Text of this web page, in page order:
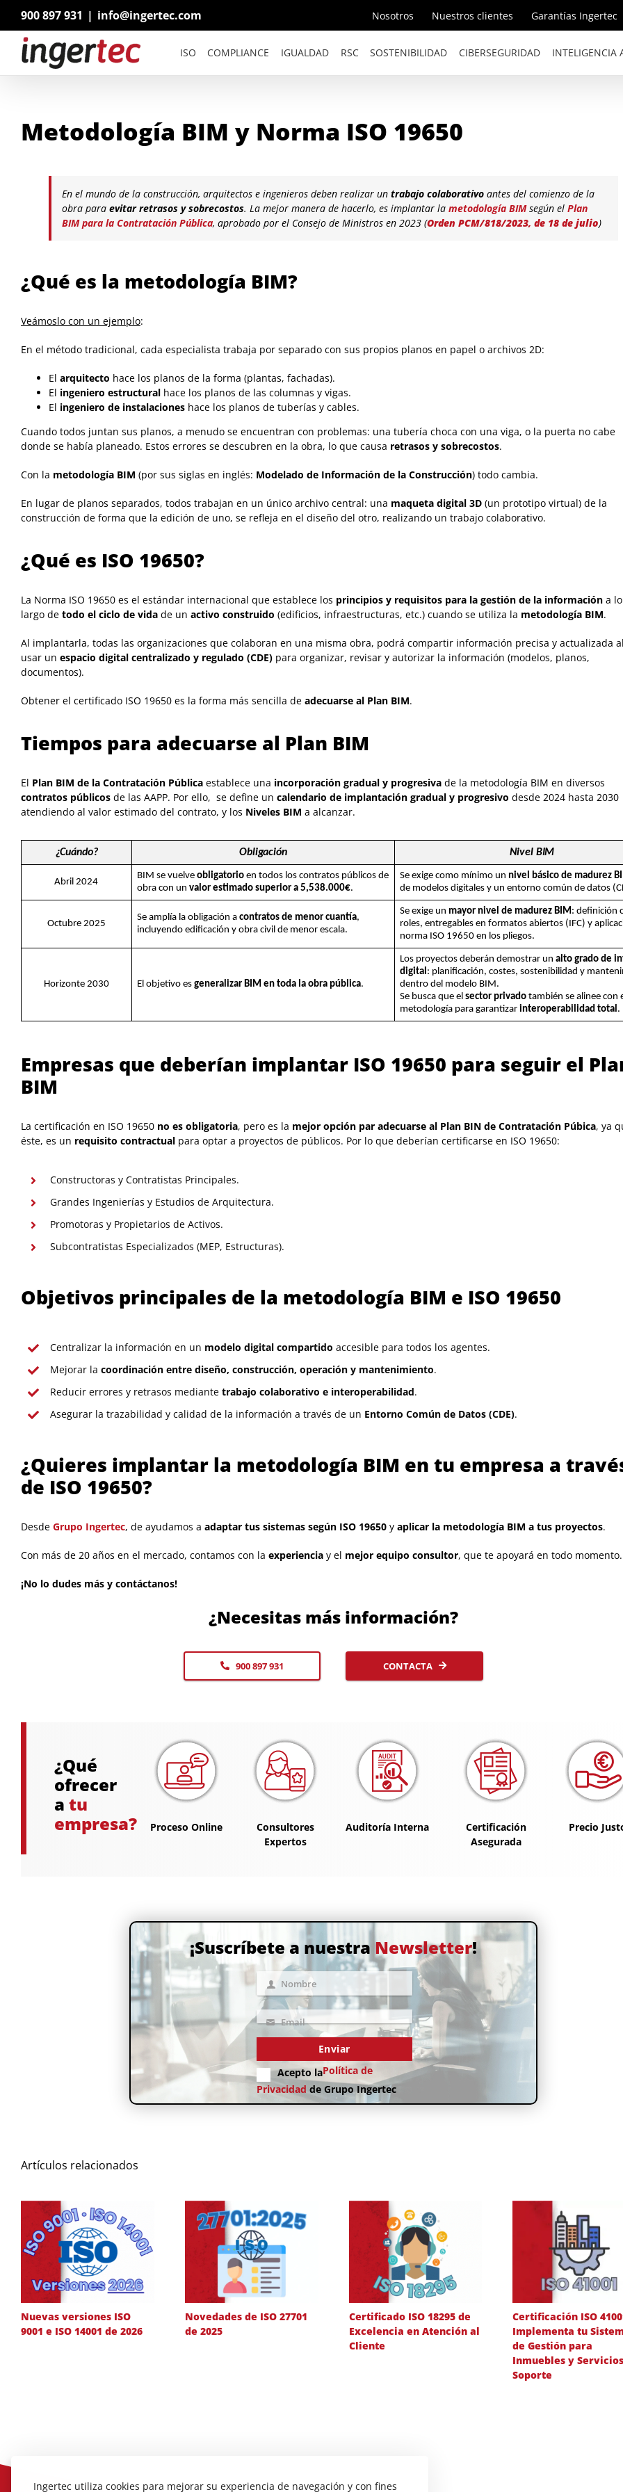
contenido
900 897 931 | info@ingertec.com Nosotros Nuestros clientes Garantías Ingertec
ISO COMPLIANCE IGUALDAD RSC SOSTENIBILIDAD CIBERSEGURIDAD INTELIGENCIA
Metodología BIM y Norma ISO 19650
En el mundo de la construcción, arquitectos e ingenieros deben realizar un trabajo colaborativoantes del comienzo de la
obra para evitar retrasos y sobrecostos. La mejor manera de hacerlo, es implantar la metodología BIMsegún el Plan
BIM para la Contratación Pública, aprobado por el Consejo de Ministros en 2023 (Orden PCM/818/2023, de 18 de julio)
¿Qué es la metodología BIM?
Veámoslo con un ejemplo:
En el método tradicional, cada especialista trabaja por separado con sus propios planos en papel o archivos 2D:
El arquitecto hace los planos de la forma (plantas, fachadas).
El ingeniero estructuralhace los planos de las columnas y vigas.
El ingeniero de instalacioneshace los planos de tuberías y cables.
Cuando todos juntan sus planos, a menudo se encuentran con problemas: una tubería choca con una viga, o la puerta no cabe
donde se había planeado. Estos errores se descubren en la obra, lo que causa retrasos y sobrecostos.
Con la metodología BIM (por sus siglas en inglés: Modelado de Información de la Construcción) todo cambia.
En lugar de planos separados, todos trabajan en un único archivo central: una maqueta digital 3D(un prototipo virtual) de la
construcción de forma que la edición de uno, se refleja en el diseño del otro, realizando un trabajo colaborativo.
¿Qué es ISO 19650?
La Norma ISO 19650 es el estándar internacional que establece los principios y requisitos para la gestión de la informacióna lo
largo de todo el ciclo de vidade un activo construido (edificios, infraestructuras, etc.) cuando se utiliza la metodología BIM.
Al implantarla, todas las organizaciones que colaboran en una misma obra, podrá compartir información precisa y actualizada
usar un espacio digital centralizado y regulado (CDE)para organizar, revisar y autorizar la información (modelos, planos,
documentos).
Obtener el certificado ISO 19650 es la forma más sencilla deadecuarse al Plan BIM.
Tiempos para adecuarse al Plan BIM
El Plan BIM de la Contratación Públicaestablece una incorporación gradual y progresivade la metodología BIM en diversos
contratos públicosde las AAPP. Por ello, se define un calendario de implantación gradual y progresivo desde 2024 hasta 2030
atendiendo al valor estimado del contrato, y los Niveles BIM a alcanzar.
¿Cuándo? Obligación Nivel BIM
Abril 2024
BIM se vuelveobligatorio en todos los contratos públicos de
obra con unvalor estimado superior a 5,538.000€.
Se exige como mínimo unnivel básico de madurez
de modelos digitales y un entorno común de datos
Octubre 2025
Se amplía la obligación acontratos de menor cuantía,
incluyendo edificación y obra civil de menor escala.
Se exige un mayor nivel de madurez BIM: definición
roles, entregables en formatos abiertos (IFC) y
norma ISO 19650 en los pliegos.
Horizonte 2030 El objetivo esgeneralizar BIM en toda la obra pública.
Los proyectos deberán demostrar unalto grado de
digital: planificación, costes, sostenibilidad y
dentro del modelo BIM.
Se busca que elsector privado también se alinee con
metodología para garantizar interoperabilidad total.
Empresas que deberían implantar ISO 19650 para seguir el
BIM
La certificación en ISO 19650 no es obligatoria, pero es la mejor opción par adecuarse al Plan BIN de Contratación Púbica, ya
éste, es un requisito contractualpara optar a proyectos de públicos. Por lo que deberían certificarse en ISO 19650:
Constructoras y Contratistas Principales.
Grandes Ingenierías y Estudios de Arquitectura.
Promotoras y Propietarios de Activos.
Subcontratistas Especializados (MEP, Estructuras).
Objetivos principales de la metodología BIM e ISO 19650
Centralizar la información en un modelo digital compartido accesible para todos los agentes.
Mejorar lacoordinación entre diseño, construcción, operación y mantenimiento.
Reducir errores y retrasos mediantetrabajo colaborativo e interoperabilidad.
Asegurar la trazabilidad y calidad de la información a través de un Entorno Común de Datos (CDE).
¿Quieres implantar la metodología BIM en tu empresa a
de ISO 19650?
Desde Grupo Ingertec, de ayudamos a adaptar tus sistemas según ISO 19650y aplicar la metodología BIM a tus proyectos.
Con más de 20 años en el mercado, contamos con la experienciay el mejor equipo consultor, que te apoyará en todo momento.
¡No lo dudes más y contáctanos!
¿Necesitas más información?
900 897 931 CONTACTA
¿Qué
ofrecer
a tu
empresa?
Proceso Online
Consultores
Expertos
Auditoría Interna
Certificación
Asegurada
Precio
¡Suscríbete a nuestra Newsletter!
NombreNombre
EmailEmail
Enviar
Acepto laPolítica de
Privacidad de Grupo Ingertec
Artículos relacionados
Nuevas versiones ISO
9001 e ISO 14001 de 2026
Novedades de ISO 27701
de 2025
Certificado ISO 18295 de
Excelencia en Atención al
Cliente
Certificación ISO
Implementa tu
de Gestión para
Inmuebles y
Soporte
Ingertec utiliza cookies para mejorar su experiencia de navegación y con fines